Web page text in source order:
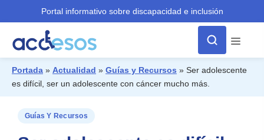
Portal informativo sobre discapacidad e inclusión
Menú
¿Qué buscas?
Portada » Actualidad » Guías y Recursos » Ser adolescente
es difícil, ser un adolescente con cáncer mucho más.
Guías Y Recursos